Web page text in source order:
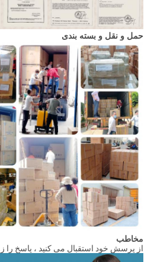
حمل و نقل و بسته بندی
مخاطب
از پرسش خود استقبال می کنید ، پاسخ را